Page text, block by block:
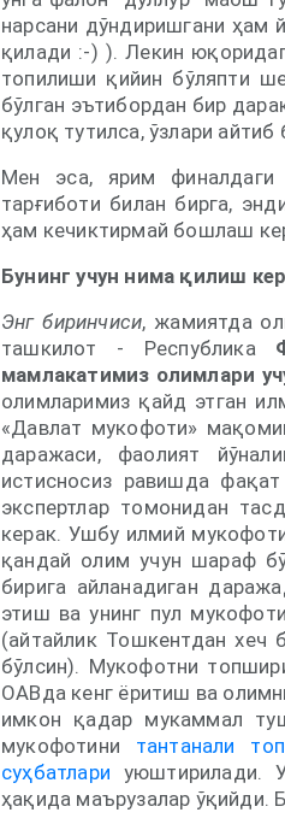
нарсани дўндиришгани ҳам
қилади :-) ). Лекин
топилиши қийин бўляпти
бўлган эътибордан бир
қулоқ тутилса, ўзлари айтиб
Мен эса, ярим
тарғиботи билан бирга,
ҳам кечиктирмай бошлаш
Бунинг учун нима қилиш
Энг биринчиси, жамиятда
ташкилот - Республика
мамлакатимиз олимлари
олимларимиз қайд этган
«Давлат мукофоти»
даражаси, фаолият
истисносиз равишда
экспертлар томонидан
керак. Ушбу илмий
қандай олим учун шараф
бирига айланадиган
этиш ва унинг пул
(айтайлик Тошкентдан хеч
бўлсин). Мукофотни
ОАВда кенг ёритиш ва
имкон қадар мукаммал
мукофотини тантанали
суҳбатлари уюштирилади.
ҳақида маърузалар ўқийди.